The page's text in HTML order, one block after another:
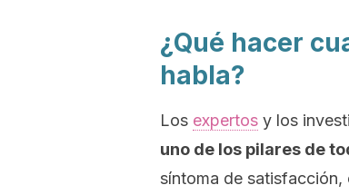
¿Qué hacer
habla?
Los expertos y los
uno de los pilares de
síntoma de satisfacción,